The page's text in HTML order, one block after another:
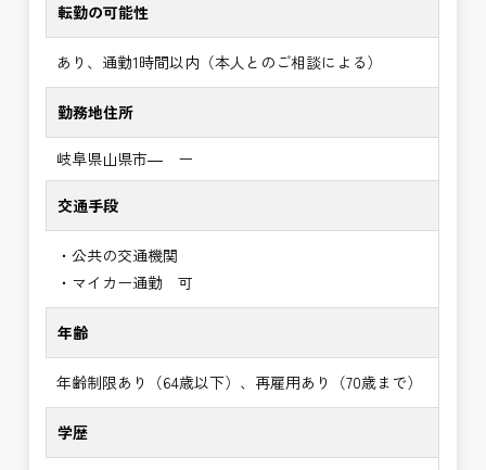
転勤の可能性
あり、通勤1時間以内（本人とのご相談による）
勤務地住所
岐阜県山県市― ー
交通手段
・公共の交通機関
・マイカー通勤 可
年齢
年齢制限あり（64歳以下）、再雇用あり（70歳まで）
学歴